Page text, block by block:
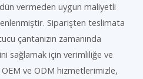
vermeden uygun maliyetli
Siparişten teslimata
çantanızın zamanında
sağlamak için verimliliğe ve
ve ODM hizmetlerimizle,